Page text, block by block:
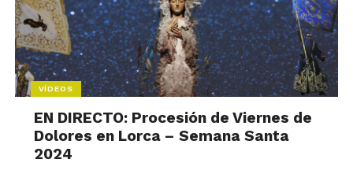
VÍDEOS
EN DIRECTO: Procesión de Viernes de
Dolores en Lorca – Semana Santa
2024